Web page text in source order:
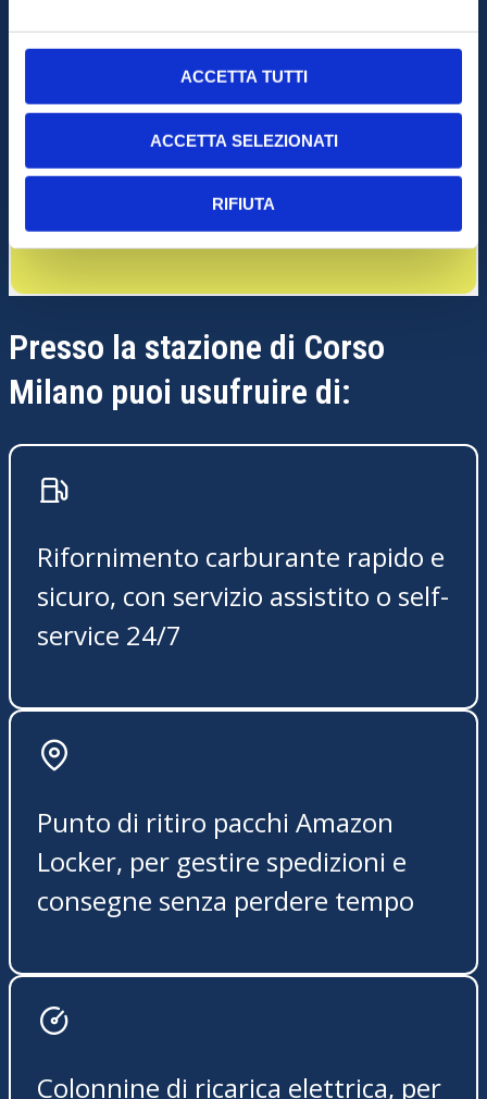
ACCETTA TUTTI
ACCETTA SELEZIONATI
RIFIUTA
Lubrificanti
Shop
Presso la stazione di Corso
Milano puoi usufruire di:
Rifornimento carburante rapido e
sicuro, con servizio assistito o self-
service 24/7
Punto di ritiro pacchi Amazon
Locker, per gestire spedizioni e
consegne senza perdere tempo
Colonnine di ricarica elettrica, per